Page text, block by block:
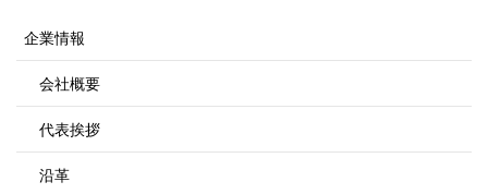
企業情報
会社概要
代表挨拶
沿革